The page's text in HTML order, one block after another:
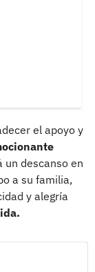
el apoyo y
un descanso en
a su familia,
y alegría